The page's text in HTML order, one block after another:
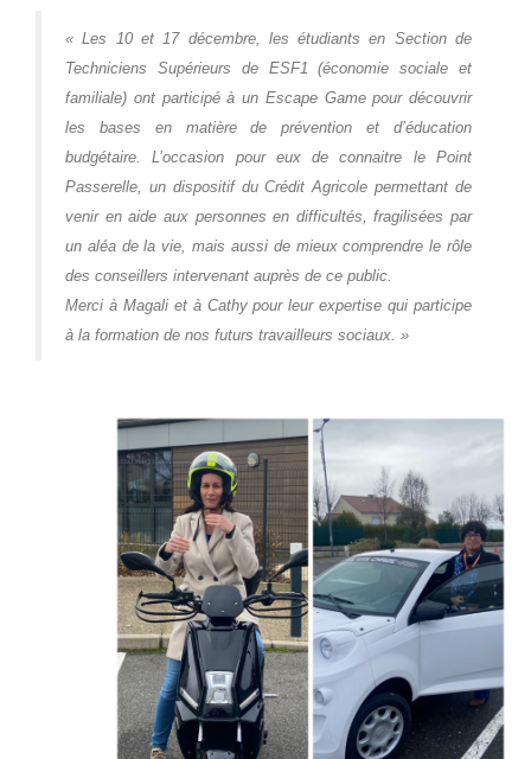
« Les 10 et 17 décembre, les étudiants en Section de
Techniciens Supérieurs de ESF1 (économie sociale et
familiale) ont participé à un Escape Game pour découvrir
les bases en matière de prévention et d’éducation
budgétaire. L’occasion pour eux de connaitre le Point
Passerelle, un dispositif du Crédit Agricole permettant de
venir en aide aux personnes en difficultés, fragilisées par
un aléa de la vie, mais aussi de mieux comprendre le rôle
des conseillers intervenant auprès de ce public.
Merci à Magali et à Cathy pour leur expertise qui participe
à la formation de nos futurs travailleurs sociaux. »